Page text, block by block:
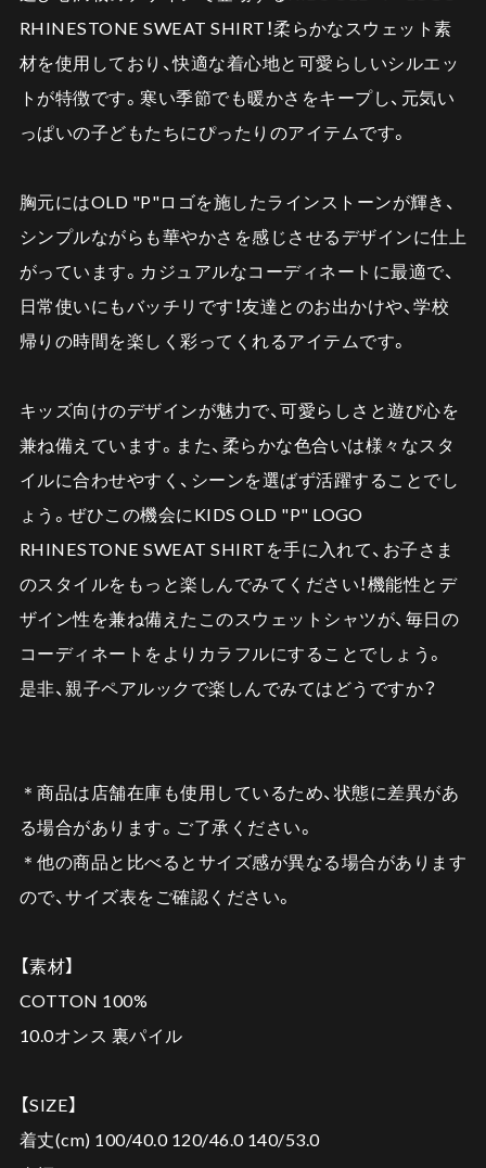
RHINESTONE SWEAT SHIRT！柔らかなスウェット素
材を使用しており、快適な着心地と可愛らしいシルエッ
トが特徴です。寒い季節でも暖かさをキープし、元気い
っぱいの子どもたちにぴったりのアイテムです。
胸元にはOLD "P"ロゴを施したラインストーンが輝き、
シンプルながらも華やかさを感じさせるデザインに仕上
がっています。カジュアルなコーディネートに最適で、
日常使いにもバッチリです！友達とのお出かけや、学校
帰りの時間を楽しく彩ってくれるアイテムです。
キッズ向けのデザインが魅力で、可愛らしさと遊び心を
兼ね備えています。また、柔らかな色合いは様々なスタ
イルに合わせやすく、シーンを選ばず活躍することでし
ょう。ぜひこの機会にKIDS OLD "P" LOGO
RHINESTONE SWEAT SHIRTを手に入れて、お子さま
のスタイルをもっと楽しんでみてください！機能性とデ
ザイン性を兼ね備えたこのスウェットシャツが、毎日の
コーディネートをよりカラフルにすることでしょう。
是非、親子ペアルックで楽しんでみてはどうですか？
＊商品は店舗在庫も使用しているため、状態に差異があ
る場合があります。ご了承ください。
＊他の商品と比べるとサイズ感が異なる場合があります
ので、サイズ表をご確認ください。
【素材】
COTTON 100%
10.0オンス 裏パイル
【SIZE】
着丈(cm) 100/40.0 120/46.0 140/53.0